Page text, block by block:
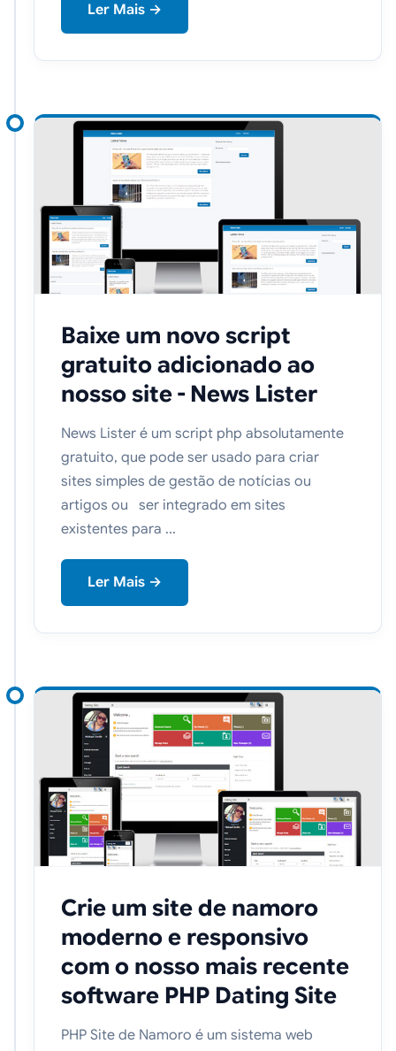
Ler Mais →
Baixe um novo script
gratuito adicionado ao
nosso site - News Lister
News Lister é um script php absolutamente
gratuito, que pode ser usado para criar
sites simples de gestão de notícias ou
artigos ou ser integrado em sites
existentes para ...
Ler Mais →
Crie um site de namoro
moderno e responsivo
com o nosso mais recente
software PHP Dating Site
PHP Site de Namoro é um sistema web